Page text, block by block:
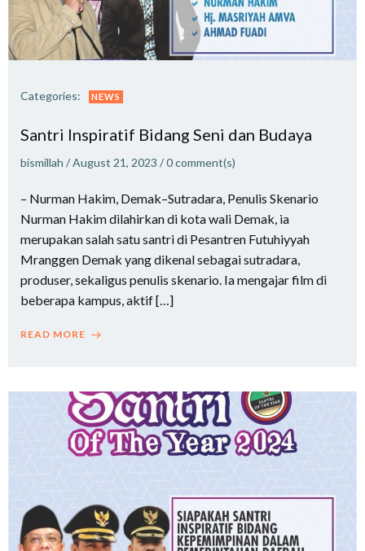
Categories: NEWS
Santri Inspiratif Bidang Seni dan Budaya
bismillah /August 21, 2023 /0comment(s)
– Nurman Hakim, Demak–Sutradara, Penulis Skenario
Nurman Hakim dilahirkan di kota wali Demak, ia
merupakan salah satu santri di Pesantren Futuhiyyah
Mranggen Demak yang dikenal sebagai sutradara,
produser, sekaligus penulis skenario. Ia mengajar film di
beberapa kampus, aktif […]
READ MORE